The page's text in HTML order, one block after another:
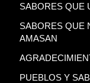
SABORES QUE
SABORES QUE
AMASAN
PUEBLOS Y